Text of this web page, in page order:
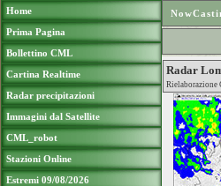
Home
Prima Pagina
Bollettino CML
Cartina Realtime
Radar precipitazioni
Immagini dal Satellite
CML_robot
Stazioni Online
Estremi 09/08/2026
Radar
Rielaborazione